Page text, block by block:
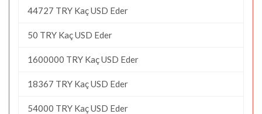
44727 TRY Kaç USD Eder
50 TRY Kaç USD Eder
1600000 TRY Kaç USD Eder
18367 TRY Kaç USD Eder
54000 TRY Kaç USD Eder